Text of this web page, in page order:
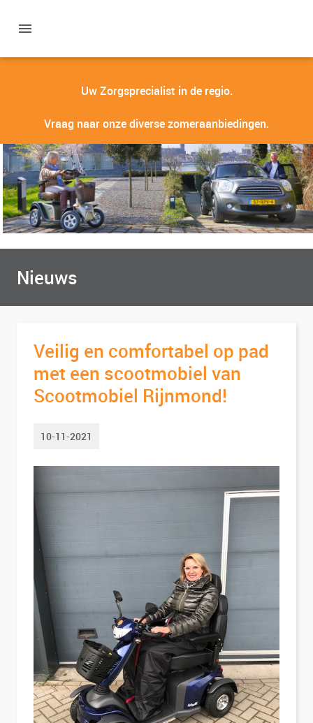
Uw Zorgsprecialist in de regio.
Vraag naar onze diverse zomeraanbiedingen.
Nieuws
Veilig en comfortabel op pad
met een scootmobiel van
Scootmobiel Rijnmond!
10-11-2021